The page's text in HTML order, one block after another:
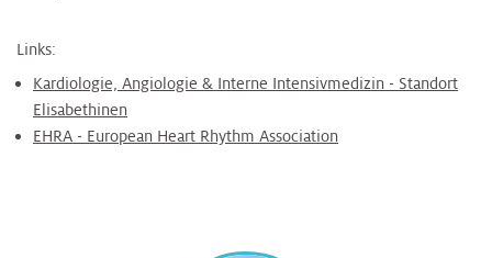
Links:
Kardiologie, Angiologie & Interne Intensivmedizin - Standort
Elisabethinen
EHRA - European Heart Rhythm Association